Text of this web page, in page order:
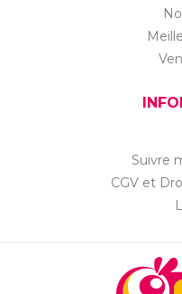
Suivre
CGV et